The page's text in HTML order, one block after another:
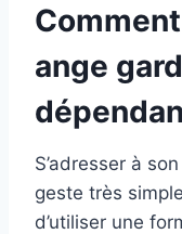
ange
S’adresser à
geste très
d’utiliser une